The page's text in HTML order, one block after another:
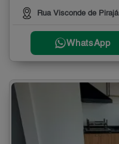
Rua Visconde de Pirajá
WhatsApp